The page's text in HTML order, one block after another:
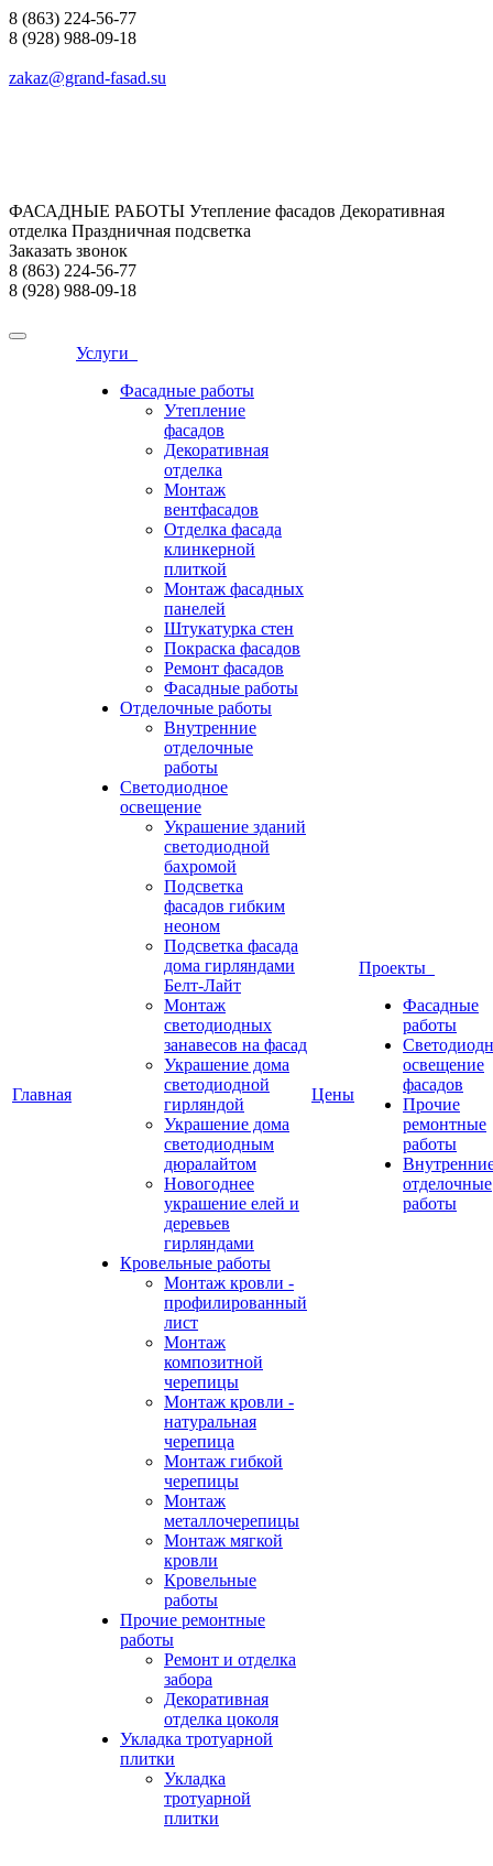
8 (863) 224-56-77
8 (928) 988-09-18
zakaz@grand-fasad.su
ФАСАДНЫЕ РАБОТЫ Утепление фасадов Декоративная
отделка Праздничная подсветка
Заказать звонок
8 (863) 224-56-77
8 (928) 988-09-18
Главная
Услуги
Фасадные работы
Утепление
фасадов
Декоративная
отделка
Монтаж
вентфасадов
Отделка фасада
клинкерной
плиткой
Монтаж фасадных
панелей
Штукатурка стен
Покраска фасадов
Ремонт фасадов
Фасадные работы
Отделочные работы
Внутренние
отделочные
работы
Светодиодное
освещение
Украшение зданий
светодиодной
бахромой
Подсветка
фасадов гибким
неоном
Подсветка фасада
дома гирляндами
Белт-Лайт
Монтаж
светодиодных
занавесов на фасад
Украшение дома
светодиодной
гирляндой
Украшение дома
светодиодным
дюралайтом
Новогоднее
украшение елей и
деревьев
гирляндами
Кровельные работы
Монтаж кровли -
профилированный
лист
Монтаж
композитной
черепицы
Монтаж кровли -
натуральная
черепица
Монтаж гибкой
черепицы
Монтаж
металлочерепицы
Монтаж мягкой
кровли
Кровельные
работы
Прочие ремонтные
работы
Ремонт и отделка
забора
Декоративная
отделка цоколя
Укладка тротуарной
плитки
Укладка
тротуарной
плитки
Цены
Проекты
Фасадные
работы
освещение
фасадов
Прочие
ремонтные
работы
отделочные
работы